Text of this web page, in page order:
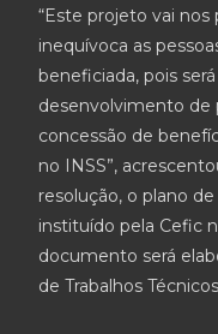
“Este projeto vai
inequívoca as
beneficiada, pois
desenvolvimento de
concessão de
no INSS”,
resolução, o plano
instituído pela Cefic
documento será
de Trabalhos